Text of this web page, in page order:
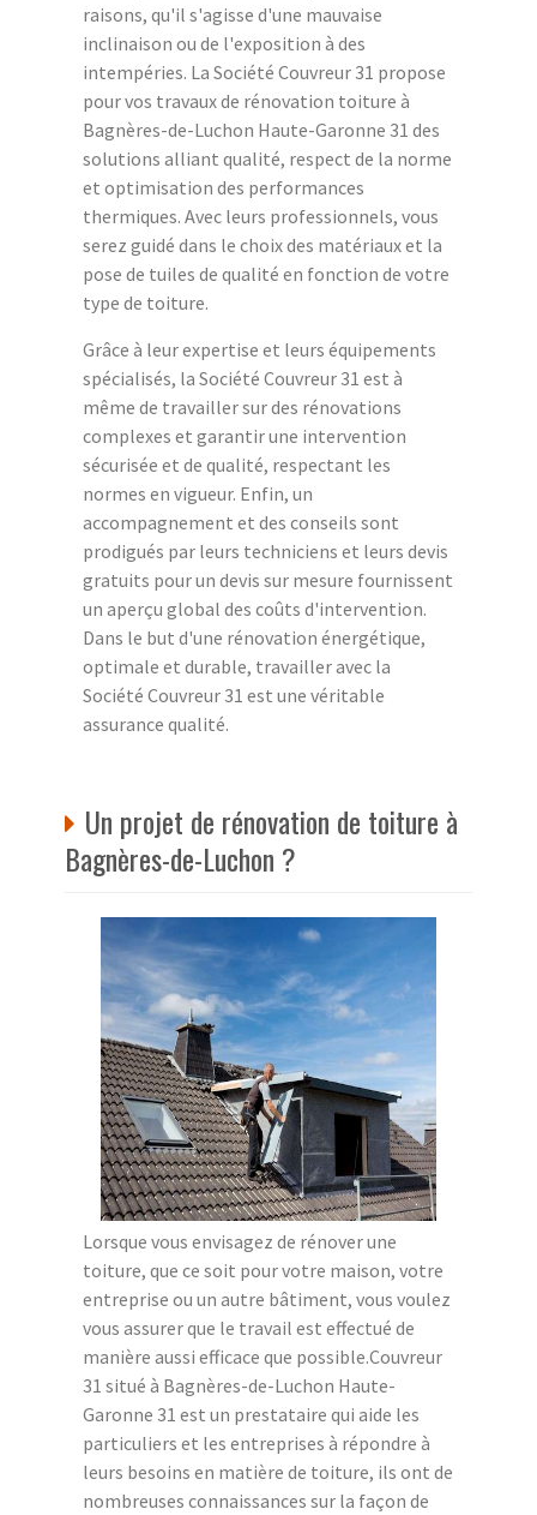
raisons, qu'il s'agisse d'une mauvaise
inclinaison ou de l'exposition à des
intempéries. La Société Couvreur 31 propose
pour vos travaux de rénovation toiture à
Bagnères-de-Luchon Haute-Garonne 31 des
solutions alliant qualité, respect de la norme
et optimisation des performances
thermiques. Avec leurs professionnels, vous
serez guidé dans le choix des matériaux et la
pose de tuiles de qualité en fonction de votre
type de toiture.
Grâce à leur expertise et leurs équipements
spécialisés, la Société Couvreur 31 est à
même de travailler sur des rénovations
complexes et garantir une intervention
sécurisée et de qualité, respectant les
normes en vigueur. Enfin, un
accompagnement et des conseils sont
prodigués par leurs techniciens et leurs devis
gratuits pour un devis sur mesure fournissent
un aperçu global des coûts d'intervention.
Dans le but d'une rénovation énergétique,
optimale et durable, travailler avec la
Société Couvreur 31 est une véritable
assurance qualité.
Un projet de rénovation de toiture à
Bagnères-de-Luchon ?
Lorsque vous envisagez de rénover une
toiture, que ce soit pour votre maison, votre
entreprise ou un autre bâtiment, vous voulez
vous assurer que le travail est effectué de
manière aussi efficace que possible.Couvreur
31 situé à Bagnères-de-Luchon Haute-
Garonne 31 est un prestataire qui aide les
particuliers et les entreprises à répondre à
leurs besoins en matière de toiture, ils ont de
nombreuses connaissances sur la façon de